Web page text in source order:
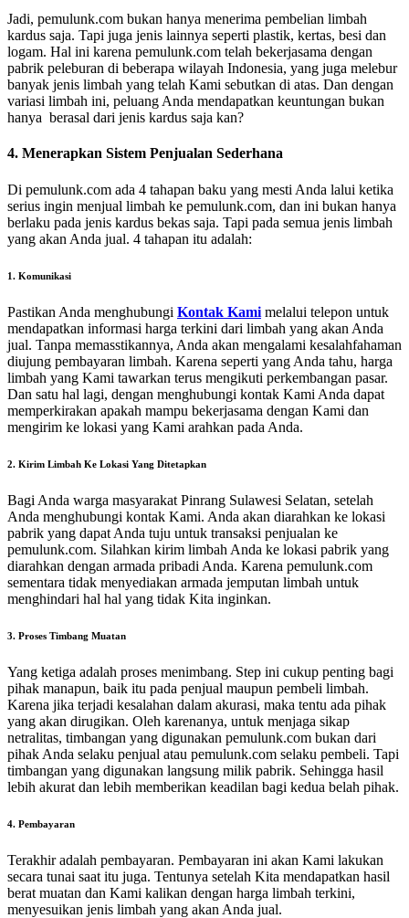
Jadi, pemulunk.com bukan hanya menerima pembelian limbah
kardus saja. Tapi juga jenis lainnya seperti plastik, kertas, besi dan
logam. Hal ini karena pemulunk.com telah bekerjasama dengan
pabrik peleburan di beberapa wilayah Indonesia, yang juga melebur
banyak jenis limbah yang telah Kami sebutkan di atas. Dan dengan
variasi limbah ini, peluang Anda mendapatkan keuntungan bukan
hanya berasal dari jenis kardus saja kan?
4. Menerapkan Sistem Penjualan Sederhana
Di pemulunk.com ada 4 tahapan baku yang mesti Anda lalui ketika
serius ingin menjual limbah ke pemulunk.com, dan ini bukan hanya
berlaku pada jenis kardus bekas saja. Tapi pada semua jenis limbah
yang akan Anda jual. 4 tahapan itu adalah:
1. Komunikasi
Pastikan Anda menghubungi Kontak Kami melalui telepon untuk
mendapatkan informasi harga terkini dari limbah yang akan Anda
jual. Tanpa memasstikannya, Anda akan mengalami kesalahfahaman
diujung pembayaran limbah. Karena seperti yang Anda tahu, harga
limbah yang Kami tawarkan terus mengikuti perkembangan pasar.
Dan satu hal lagi, dengan menghubungi kontak Kami Anda dapat
memperkirakan apakah mampu bekerjasama dengan Kami dan
mengirim ke lokasi yang Kami arahkan pada Anda.
2. Kirim Limbah Ke Lokasi Yang Ditetapkan
Bagi Anda warga masyarakat Pinrang Sulawesi Selatan, setelah
Anda menghubungi kontak Kami. Anda akan diarahkan ke lokasi
pabrik yang dapat Anda tuju untuk transaksi penjualan ke
pemulunk.com. Silahkan kirim limbah Anda ke lokasi pabrik yang
diarahkan dengan armada pribadi Anda. Karena pemulunk.com
sementara tidak menyediakan armada jemputan limbah untuk
menghindari hal hal yang tidak Kita inginkan.
3. Proses Timbang Muatan
Yang ketiga adalah proses menimbang. Step ini cukup penting bagi
pihak manapun, baik itu pada penjual maupun pembeli limbah.
Karena jika terjadi kesalahan dalam akurasi, maka tentu ada pihak
yang akan dirugikan. Oleh karenanya, untuk menjaga sikap
netralitas, timbangan yang digunakan pemulunk.com bukan dari
pihak Anda selaku penjual atau pemulunk.com selaku pembeli. Tapi
timbangan yang digunakan langsung milik pabrik. Sehingga hasil
lebih akurat dan lebih memberikan keadilan bagi kedua belah pihak.
4. Pembayaran
Terakhir adalah pembayaran. Pembayaran ini akan Kami lakukan
secara tunai saat itu juga. Tentunya setelah Kita mendapatkan hasil
berat muatan dan Kami kalikan dengan harga limbah terkini,
menyesuikan jenis limbah yang akan Anda jual.